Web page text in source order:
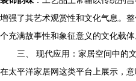
增强了其艺术观赏性和文化气息。
个充满故事性和象征意义的文化载体
三、 现代应用：家居空间中的
在太平洋家居网这类平台上展示，